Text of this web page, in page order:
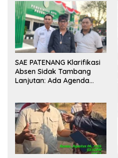
SAE PATENANG Klarifikasi
Absen Sidak Tambang
Lanjutan: Ada Agenda